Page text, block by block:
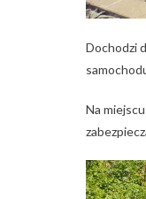
Dochodzi
Na